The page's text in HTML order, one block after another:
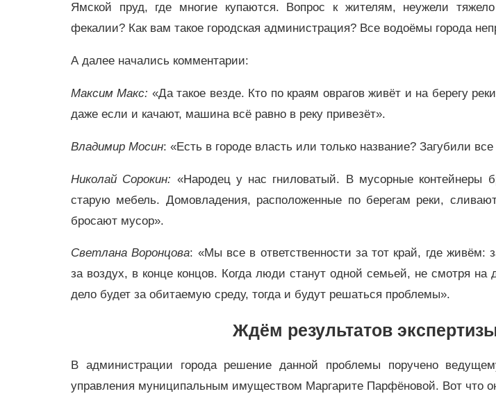
Ямской пруд, где многие купаются. Вопрос к жителям, неужели
фекалии? Как вам такое городская администрация? Все водоёмы города
А далее начались комментарии:
Максим Макс: «Да такое везде. Кто по краям оврагов живёт и на берегу
даже если и качают, машина всё равно в реку привезёт».
Владимир Мосин: «Есть в городе власть или только название? Загубили
Николай Сорокин: «Народец у нас гниловатый. В мусорные контейнеры
старую мебель. Домовладения, расположенные по берегам реки,
бросают мусор».
Светлана Воронцова: «Мы все в ответственности за тот край, где живём:
за воздух, в конце концов. Когда люди станут одной семьей, не смотря на
дело будет за обитаемую среду, тогда и будут решаться проблемы».
Ждём результатов
В администрации города решение данной проблемы поручено
управления муниципальным имуществом Маргарите Парфёновой. Вот что